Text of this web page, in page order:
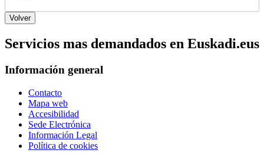
Servicios mas demandados en Euskadi.eus
Información general
Contacto
Mapa web
Accesibilidad
Sede Electrónica
Información Legal
Política de cookies